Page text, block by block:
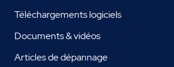
Téléchargements logiciels
Documents & vidéos
Articles de dépannage